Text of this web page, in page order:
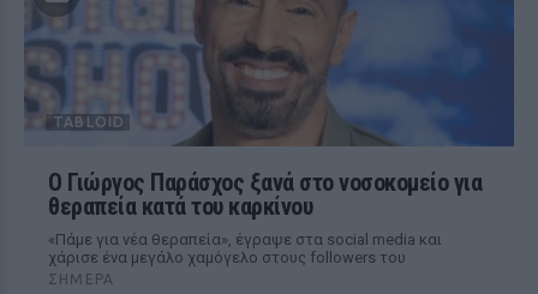
TABLOID
O Γιώργος Παράσχος ξανά στο νοσοκομείο για
θεραπεία κατά του καρκίνου
«Πάμε για νέα θεραπεία», έγραψε στα social media και
χάρισε ένα μεγάλο χαμόγελο στους followers του
ΣΉΜΕΡΑ